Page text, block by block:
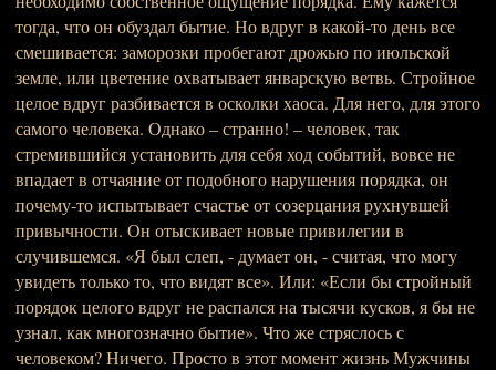
тогда, что он обуздал бытие. Но вдруг в какой-то день все
смешивается: заморозки пробегают дрожью по июльской
земле, или цветение охватывает январскую ветвь. Стройное
целое вдруг разбивается в осколки хаоса. Для него, для этого
самого человека. Однако – странно! – человек, так
стремившийся установить для себя ход событий, вовсе не
впадает в отчаяние от подобного нарушения порядка, он
почему-то испытывает счастье от созерцания рухнувшей
привычности. Он отыскивает новые привилегии в
случившемся. «Я был слеп, - думает он, - считая, что могу
увидеть только то, что видят все». Или: «Если бы стройный
порядок целого вдруг не распался на тысячи кусков, я бы не
узнал, как многозначно бытие». Что же стряслось с
человеком? Ничего. Просто в этот момент жизнь Мужчины